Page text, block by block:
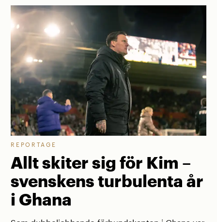
REPORTAGE
Allt skiter sig för Kim –
svenskens turbulenta år
i Ghana